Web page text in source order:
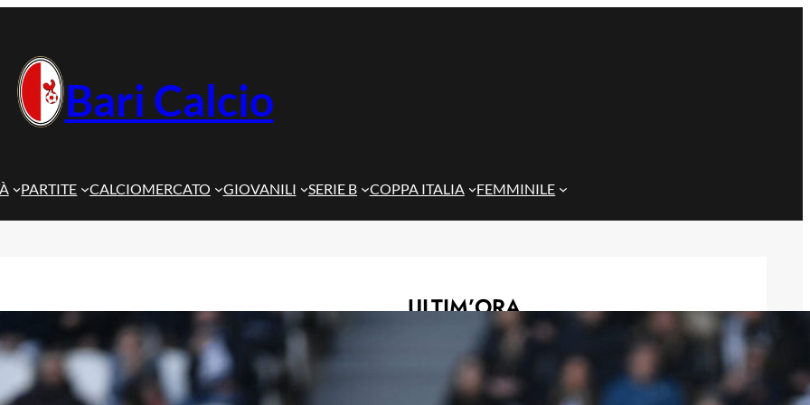
Bari Calcio
PARTITE CALCIOMERCATO GIOVANILI SERIE B COPPA ITALIA FEMMINILE
ULTIM’ORA
Gazzi e il legame con Bari: “Sempre
nel mio cuore, spero si rialzi presto”
29 Maggio 2026